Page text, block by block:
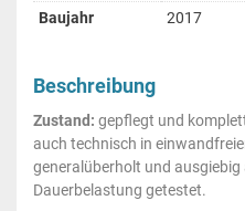
Baujahr
2017
Beschreibung
Zustand: gepflegt und
auch technisch in
generalüberholt und ausgiebig
Dauerbelastung getestet.